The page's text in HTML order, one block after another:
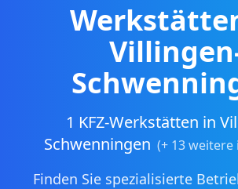
1 KFZ-Werkstätten in
Schwenningen (+ 13weitere
Finden Sie spezialisierte